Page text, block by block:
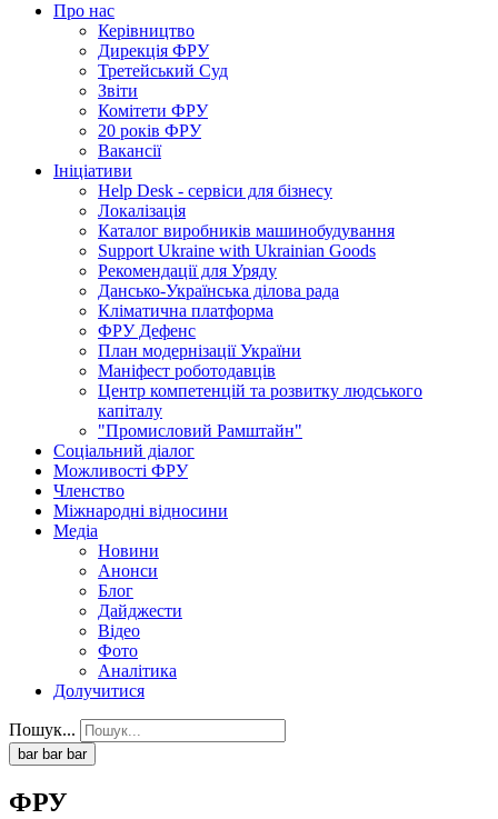
Про нас
Керівництво
Дирекція ФРУ
Третейський Суд
Звіти
Комітети ФРУ
20 років ФРУ
Вакансії
Ініціативи
Help Desk - сервіси для бізнесу
Локалізація
Каталог виробників машинобудування
Support Ukraine with Ukrainian Goods
Рекомендації для Уряду
Дансько-Українська ділова рада
Кліматична платформа
ФРУ Дефенс
План модернізації України
Маніфест роботодавців
Центр компетенцій та розвитку людського
капіталу
"Промисловий Рамштайн"
Соціальний діалог
Можливості ФРУ
Членство
Міжнародні відносини
Медіа
Новини
Анонси
Блог
Дайджести
Відео
Фото
Аналітика
Долучитися
Пошук...
bar bar bar
ФРУ